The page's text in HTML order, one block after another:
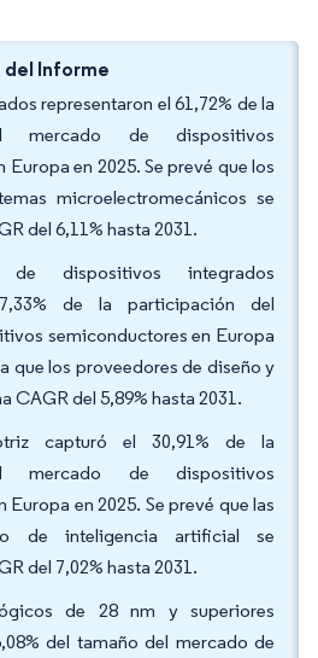
del Informe
representaron el 61,72% de la
mercado de dispositivos
en 2025. Se prevé que los
microelectromecánicos se
del 6,11% hasta 2031.
de dispositivos integrados
de la participación del
semiconductores en Europa
que los proveedores de diseño y
CAGR del 5,89% hasta 2031.
capturó el 30,91% de la
mercado de dispositivos
en 2025. Se prevé que las
de inteligencia artificial se
del 7,02% hasta 2031.
de 28 nm y superiores
del tamaño del mercado de